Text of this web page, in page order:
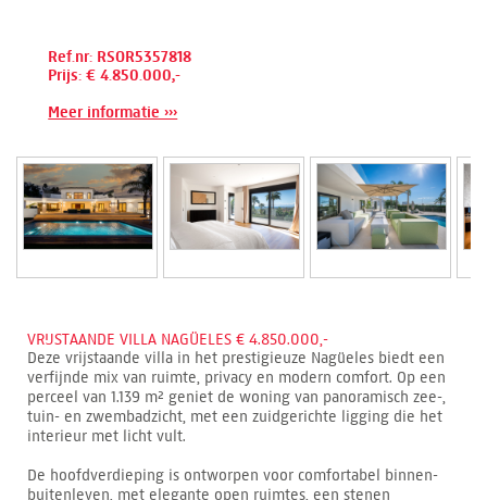
Ref.nr: RSOR5357818
Prijs: € 4.850.000,-
Meer informatie ›››
VRIJSTAANDE VILLA NAGÜELES € 4.850.000,-
Deze vrijstaande villa in het prestigieuze Nagüeles biedt een
verfijnde mix van ruimte, privacy en modern comfort. Op een
perceel van 1.139 m² geniet de woning van panoramisch zee-,
tuin- en zwembadzicht, met een zuidgerichte ligging die het
interieur met licht vult.
De hoofdverdieping is ontworpen voor comfortabel binnen-
buitenleven, met elegante open ruimtes, een stenen